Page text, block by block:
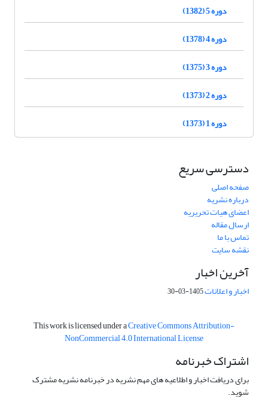
دوره 5 (1382)
دوره 4 (1378)
دوره 3 (1375)
دوره 2 (1373)
دوره 1 (1373)
دسترسی سریع
صفحه اصلی
درباره نشریه
اعضای هیات تحریریه
ارسال مقاله
تماس با ما
نقشه سایت
آخرین اخبار
اخبار و اعلانات1405-03-30
This work is licensed under aCreative Commons Attribution-
NonCommercial 4.0 International License
اشتراک خبرنامه
برای دریافت اخبار و اطلاعیه های مهم نشریه در خبرنامه نشریه مشترک
شوید.